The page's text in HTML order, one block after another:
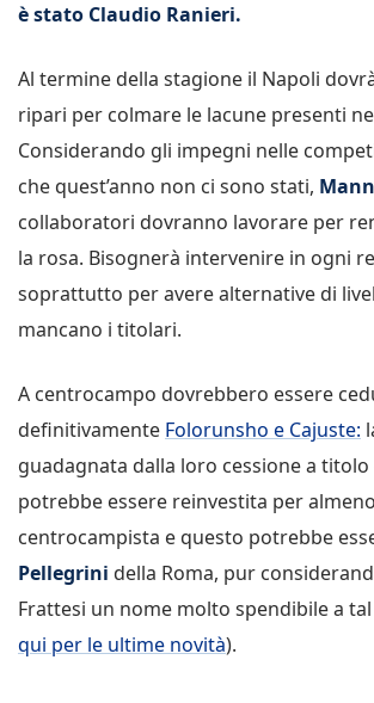
è stato Claudio Ranieri.
Al termine della stagione il Napoli
ripari per colmare le lacune presenti
Considerando gli impegni nelle
che quest’anno non ci sono stati,
collaboratori dovranno lavorare per
la rosa. Bisognerà intervenire in ogni
soprattutto per avere alternative di
mancano i titolari.
A centrocampo dovrebbero essere
definitivamente Folorunsho e Cajuste:
guadagnata dalla loro cessione a
potrebbe essere reinvestita per
centrocampista e questo potrebbe
Pellegrini della Roma, pur
Frattesi un nome molto spendibile a
qui per le ultime novità).